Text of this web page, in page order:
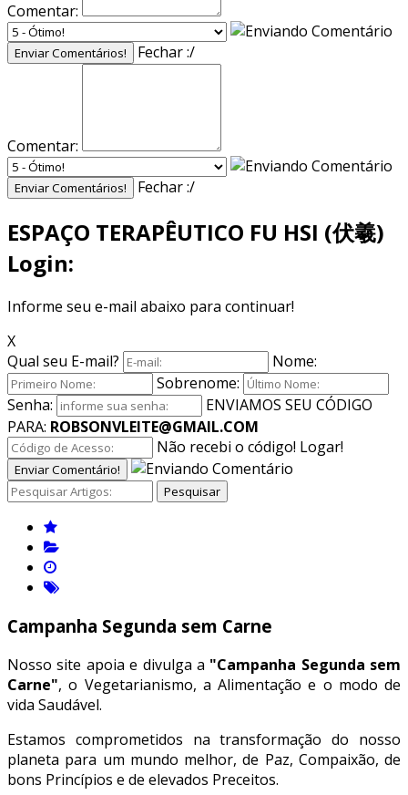
Comentar:
Enviar Comentários! Fechar :/
Comentar:
Enviar Comentários! Fechar :/
ESPAÇO TERAPÊUTICO FU HSI (伏羲)
Login:
Informe seu e-mail abaixo para continuar!
X
Qual seu E-mail?
Nome:
Sobrenome:
Senha:
ENVIAMOS SEU CÓDIGO
PARA: ROBSONVLEITE@GMAIL.COM
Não recebi o código! Logar!
Enviar Comentário!
Pesquisar
Campanha Segunda sem Carne
Nosso site apoia e divulga a "Campanha Segunda sem
Carne", o Vegetarianismo, a Alimentação e o modo de
vida Saudável.
Estamos comprometidos na transformação do nosso
planeta para um mundo melhor, de Paz, Compaixão, de
bons Princípios e de elevados Preceitos.